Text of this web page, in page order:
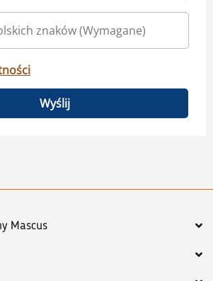
Wyślij
Mascus